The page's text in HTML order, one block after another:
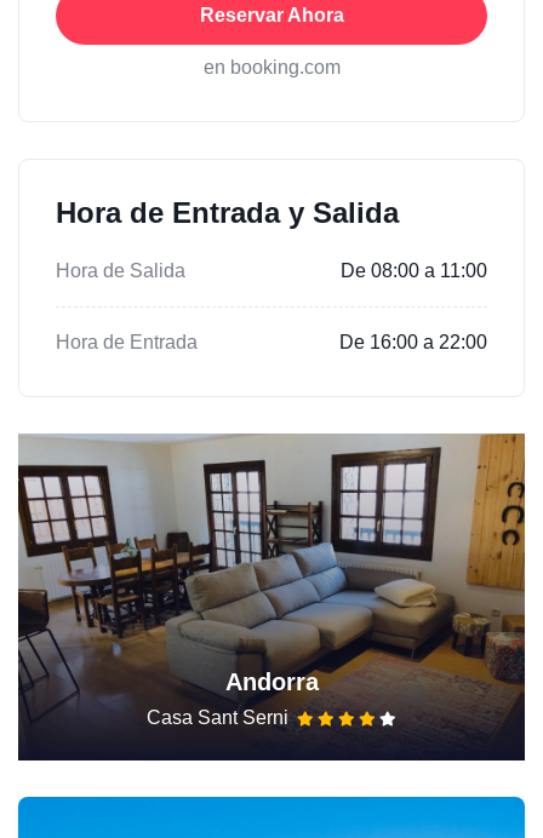
Reservar Ahora
en booking.com
Hora de Entrada y Salida
Hora de Salida De 08:00 a 11:00
Hora de Entrada De 16:00 a 22:00
Andorra
Casa Sant Serni